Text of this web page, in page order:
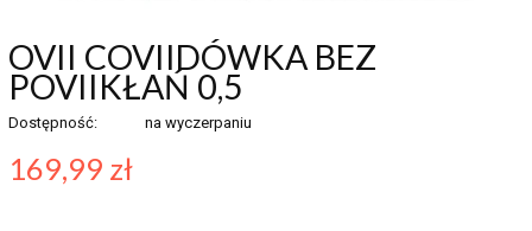
OVII COVIIDÓWKA BEZ
POVIIKŁAŃ 0,5
Dostępność: na wyczerpaniu
169,99 zł